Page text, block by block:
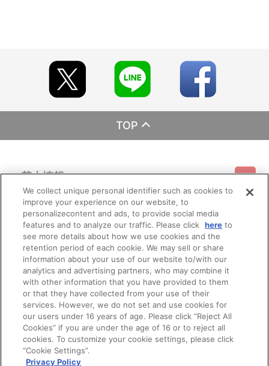
TOP
基本情報
利用規約 特定商取引法に基づく表示 プライバシーポリシー
プライバシーオプション 会社概要
ご利用情報
ご利用ガイド サイトマップ お問い合わせ
Do Not Sell or Share My Personal Information
会員メニュー
ログイン 会員規約 新規会員登録
その他のご案内
公式X バンダイナムコフィルムワークス
We collect unique personal identifier such as cookies to
improve your experience on our website, to
personalizecontent and ads, to provide social media
features and to analyze our traffic. Please click here to
see more details about how we use cookies and the
retention period of each cookie. We may sell or share
information about your use of our website to/with our
analytics and advertising partners, who may combine it
with other information that you have provided to them
or that they have collected from your use of their
services. However, we do not set and use cookies for
our users under 16 years of age. Please click “Reject All
Cookies” if you are under the age of 16 or to reject all
cookies. To customize your cookie settings, please click
“Cookie Settings”.
Privacy Policy